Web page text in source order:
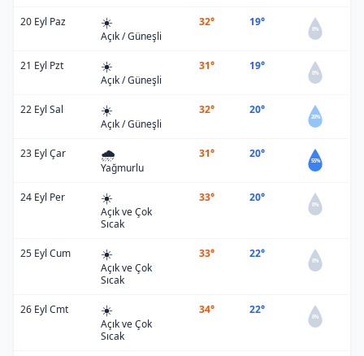
20 Eyl Paz ☀️
Açık / Güneşli
32° 19°
0%
21 Eyl Pzt ☀️
Açık / Güneşli
31° 19°
0%
22 Eyl Sal ☀️
Açık / Güneşli
32° 20°
20%
23 Eyl Çar 🌧️
Yağmurlu
31° 20°
55%
24 Eyl Per ☀️
Açık ve Çok
Sıcak
33° 20°
0%
25 Eyl Cum ☀️
Açık ve Çok
Sıcak
33° 22°
0%
26 Eyl Cmt ☀️
Açık ve Çok
Sıcak
34° 22°
0%